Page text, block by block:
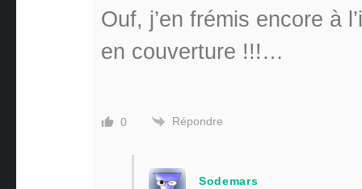
Ouf, j’en frémis encore à
en couverture !!!…
0 Répondre
Sodemars